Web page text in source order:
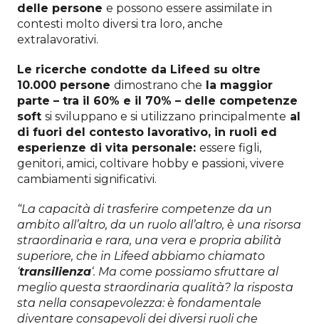
delle persone e possono essere assimilate in
contesti molto diversi tra loro, anche
extralavorativi.
Le ricerche condotte da Lifeed su oltre
10.000 persone dimostrano che la maggior
parte – tra il 60% e il 70% – delle competenze
soft si sviluppano e si utilizzano principalmente al
di fuori del contesto lavorativo, in ruoli ed
esperienze di vita personale: essere figli,
genitori, amici, coltivare hobby e passioni, vivere
cambiamenti significativi.
“La capacità di trasferire competenze da un
ambito all’altro, da un ruolo all’altro, è una risorsa
straordinaria e rara, una vera e propria abilità
superiore, che in Lifeed abbiamo chiamato
‘transilienza‘. Ma come possiamo sfruttare al
meglio questa straordinaria qualità? la risposta
sta nella consapevolezza: è fondamentale
diventare consapevoli dei diversi ruoli che